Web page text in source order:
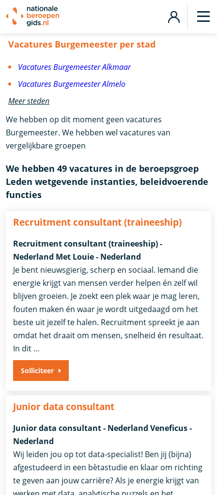
Vacatures Burgemeester
Vacatures Burgemeester per stad
Vacatures Burgemeester Alkmaar
Vacatures Burgemeester Almelo
Meer steden
We hebben op dit moment geen vacatures
Burgemeester. We hebben wel vacatures van
vergelijkbare groepen
We hebben 49 vacatures in de beroepsgroep
Leden wetgevende instanties, beleidvoerende
functies
Recruitment consultant (traineeship)
Recruitment consultant (traineeship) -
Nederland Met Louie - Nederland
Je bent nieuwsgierig, scherp en sociaal. Iemand die
energie krijgt van mensen verder helpen én zelf wil
blijven groeien. Je zoekt een plek waar je mag leren,
fouten maken én waar je wordt uitgedaagd om het
beste uit jezelf te halen. Recruitment spreekt je aan
omdat het draait om mensen, snelheid én resultaat.
In dit …
Solliciteer
Junior data consultant
Junior data consultant - Nederland Veneficus -
Nederland
Wij leiden jou op tot data-specialist! Ben jij (bijna)
afgestudeerd in een bètastudie en klaar om richting
te geven aan jouw carrière? Als je energie krijgt van